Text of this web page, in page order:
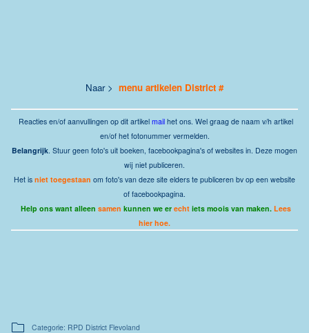
Naar > menu artikelen District #
Reactiesen/of aanvullingen op dit artikel mail het ons. Wel graag de naam v/h artikel
en/of het fotonummer vermelden.
Belangrijk. Stuur geen foto's uit boeken, facebookpagina's of websites in. Deze mogen
wij niet publiceren.
Het is niet toegestaan om foto's van deze site elders te publiceren bv op een website
of facebookpagina.
Help ons want alleen samen kunnen we er echt iets moois van maken. Lees
hier hoe.
Categorie: RPD District Flevoland